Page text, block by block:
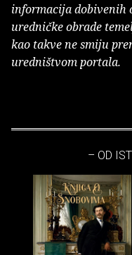
informacija dobivenih
uredničke obrade
kao takve ne smiju
uredništvom portala.
– OD